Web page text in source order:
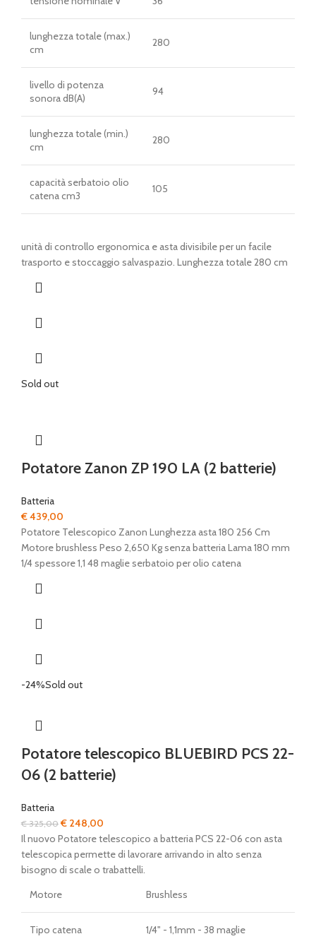
lunghezza totale (max.)
cm
280
livello di potenza
sonora dB(A)
94
lunghezza totale (min.)
cm
280
capacità serbatoio olio
catena cm3
105
unità di controllo ergonomica e asta divisibile per un facile
trasporto e stoccaggio salvaspazio. Lunghezza totale 280 cm
Sold out
Potatore Zanon ZP 190 LA (2 batterie)
Batteria
€439,00
Potatore Telescopico Zanon Lunghezza asta 180 256 Cm
Motore brushless Peso 2,650 Kg senza batteria Lama 180 mm
1/4 spessore 1,1 48 maglie serbatoio per olio catena
-24%Sold out
Potatore telescopico BLUEBIRD PCS 22-
06 (2 batterie)
Batteria
€325,00Il
prezzo
originale
era:
€ 248,00
prezzo
attuale
è:
Il nuovo Potatore telescopico a batteria PCS 22-06 con asta
telescopica permette di lavorare arrivando in alto senza
bisogno di scale o trabattelli.
Motore
Brushless
Tipo catena 1/4" - 1,1mm - 38 maglie